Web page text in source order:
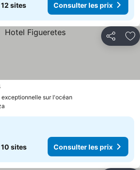
12 sites Consulter les prix
Partager
sur l'océan
10 sites Consulter les prix